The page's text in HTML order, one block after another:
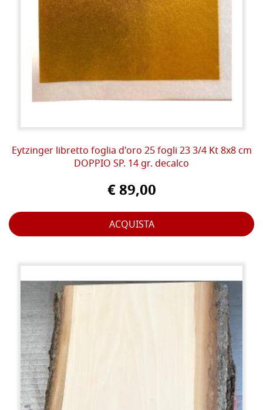
Eytzinger libretto foglia d'oro 25 fogli 23 3/4 Kt 8x8 cm
DOPPIO SP. 14 gr. decalco
€ 89,00
ACQUISTA